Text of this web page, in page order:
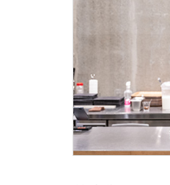
한강대로100